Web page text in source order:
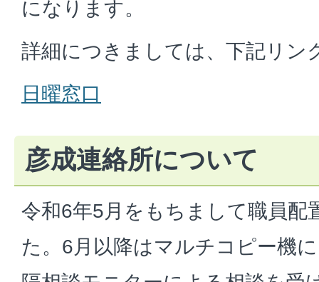
になります。
詳細につきましては、下記リン
日曜窓口
彦成連絡所について
令和6年5月をもちまして職員配
た。6月以降はマルチコピー機